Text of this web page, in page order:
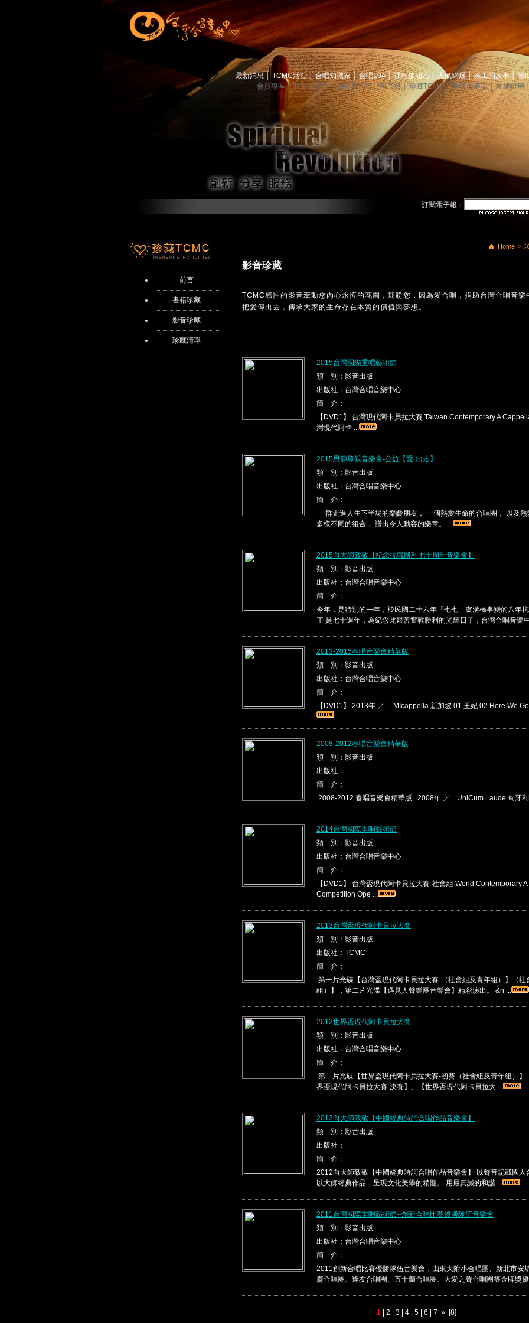
最新消息 TCMC活動│ 合唱知識家│ 合唱104│ 課程加油站 人氣網爆│ 義工的故事 │ 贊
會員專區│ TCMC會訊│ 關於TCMC│ 留言板│ 珍藏TCMC│ 映像大事記│ 場地租用│
訂閱電子報：
前言
書籍珍藏
影音珍藏
珍藏清單
Home >
影音珍藏
TCMC感性的影音牽動您內心永恆的花園，期盼您，因為愛合唱，捐助台灣合唱音樂
把愛傳出去，傳承大家的生命存在本質的價值與夢想。
2015台灣國際重唱藝術節
類 別：影音出版
出版社：台灣合唱音樂中心
簡 介：
【DVD1】 台灣現代阿卡貝拉大賽 Taiwan Contemporary A
灣現代阿卡 ...
2015思源尊親音樂會-公益【愛˙出走】
類 別：影音出版
出版社：台灣合唱音樂中心
簡 介：
一群走進人生下半場的樂齡朋友， 一個熱愛生命的合唱團， 以及熱
多樣不同的組合， 譜出令人動容的樂章。 ...
2015向大師致敬【紀念抗戰勝利七十周年音樂會】
類 別：影音出版
出版社：台灣合唱音樂中心
簡 介：
今年，是特別的一年，於民國二十六年「七七」盧溝橋事變的八年
正 是七十週年，為紀念此艱苦奮戰勝利的光輝日子，台灣合唱音樂
2013-2015春唱音樂會精華版
類 別：影音出版
出版社：台灣合唱音樂中心
簡 介：
【DVD1】 2013年 ／ MIcappella 新加坡 01.王妃 02.Here We
2008-2012春唱音樂會精華版
類 別：影音出版
出版社：
簡 介：
2008-2012 春唱音樂會精華版 2008年 ／ UniCum Laude 匈牙利
2014台灣國際重唱藝術節
類 別：影音出版
出版社：台灣合唱音樂中心
簡 介：
【DVD1】 台灣盃現代阿卡貝拉大賽-社會組 World Contemporary
Competition Ope ...
2013台灣盃現代阿卡貝拉大賽
類 別：影音出版
出版社：TCMC
簡 介：
第一片光碟【台灣盃現代阿卡貝拉大賽-（社會組及青年組）】（社
組）】，第二片光碟【遇見人聲樂團音樂會】精彩演出。 &n ...
2012世界盃現代阿卡貝拉大賽
類 別：影音出版
出版社：台灣合唱音樂中心
簡 介：
第一片光碟【世界盃現代阿卡貝拉大賽-初賽（社會組及青年組）】
界盃現代阿卡貝拉大賽-決賽】、【世界盃現代阿卡貝拉大 ...
2012向大師致敬【中國經典詩詞合唱作品音樂會】
類 別：影音出版
出版社：
簡 介：
2012向大師致敬【中國經典詩詞合唱作品音樂會】 以聲音記載國人
以大師經典作品，呈現文化美學的精髓。 用最真誠的和諧 ...
2011台灣國際重唱藝術節--創新合唱比賽優勝隊伍音樂會
類 別：影音出版
出版社：台灣合唱音樂中心
簡 介：
2011創新合唱比賽優勝隊伍音樂會，由東大附小合唱團、新北市安
慶合唱團、逢友合唱團、五十蘭合唱團、大愛之聲合唱團等金牌獎
1| 2 | 3| 4| 5| 6 | 7 » [8]